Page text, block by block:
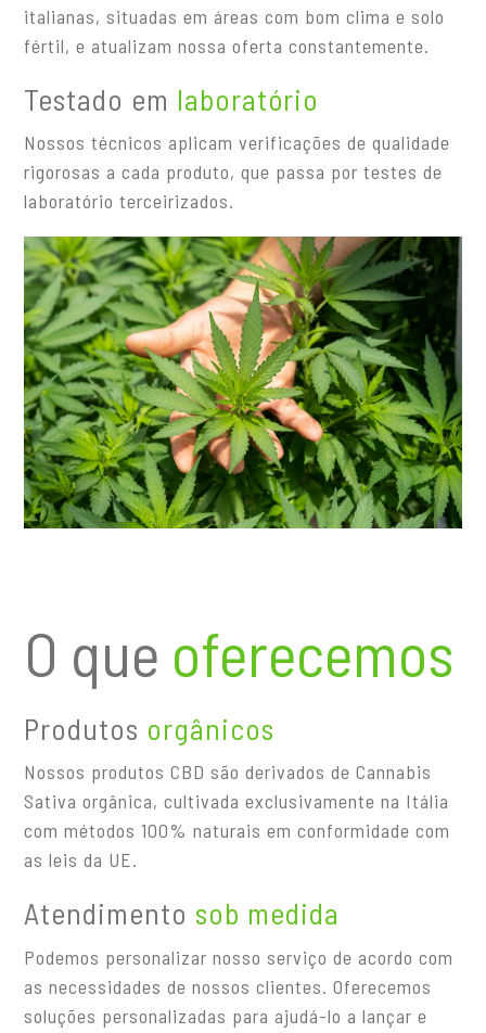
italianas, situadas em áreas com bom clima e solo
fértil, e atualizam nossa oferta constantemente.
Testado em laboratório
Nossos técnicos aplicam verificações de qualidade
rigorosas a cada produto, que passa por testes de
laboratório terceirizados.
O que oferecemos
Produtos orgânicos
Nossos produtos CBD são derivados de Cannabis
Sativa orgânica, cultivada exclusivamente na Itália
com métodos 100% naturais em conformidade com
as leis da UE.
Atendimento sob medida
Podemos personalizar nosso serviço de acordo com
as necessidades de nossos clientes. Oferecemos
soluções personalizadas para ajudá-lo a lançar e